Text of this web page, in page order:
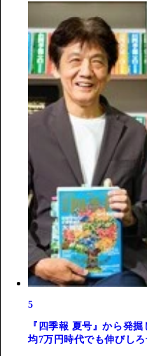
5
『四季報 夏号』から発
均7万円時代でも伸びしろ